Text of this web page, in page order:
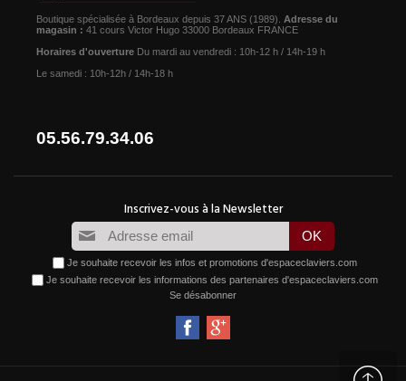
Boutique spécialisée à Bordeaux depuis 37 ANS (1989). Adresse du
magasin : 41 cours Victor Hugo 33000 Bordeaux FRANCE
Horaires d'ouverture Du mardi au vendredi : 10h-12 h / 14h-19 h
Le samedi : 10h-12h / 14h-18 h
05.56.79.34.06
Je souhaite recevoir les infos et promotions d'espaceclaviers.com
Je souhaite recevoir les informations des partenaires d'espaceclaviers.com
Se désabonner